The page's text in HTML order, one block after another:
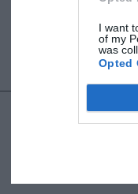
I want
of my
was
Opted